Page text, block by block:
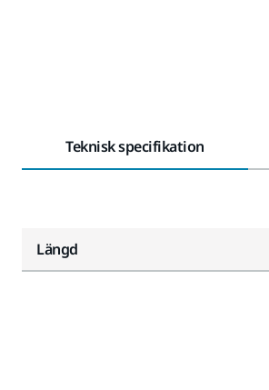
Teknisk specifikation
Längd